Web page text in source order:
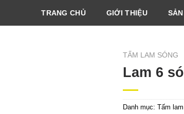
TRANG CHỦ GIỚI THIỆU
TẤM LAM SÓNG
Lam 6
Danh mục: Tấm